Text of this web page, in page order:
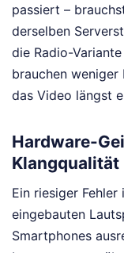
passiert –
derselben
die Radio-
brauchen
das Video längst
Hardware-
Klangqualität
Ein riesiger
eingebauten
Smartphones